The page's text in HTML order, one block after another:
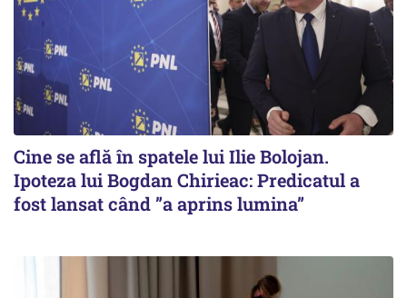
Cine se află în spatele lui Ilie Bolojan.
Ipoteza lui Bogdan Chirieac: Predicatul a
fost lansat când ”a aprins lumina”